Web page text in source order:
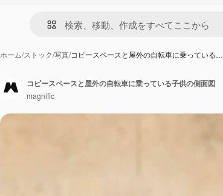
ホーム/ストック/写真/コピースペースと屋外の自転車に乗っている…
コピースペースと屋外の自転車に乗っている子供の側面図
magnific